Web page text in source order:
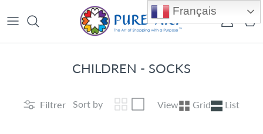
Compte
CHILDREN - SOCKS
Filtrer Sort by View Grid List
Français